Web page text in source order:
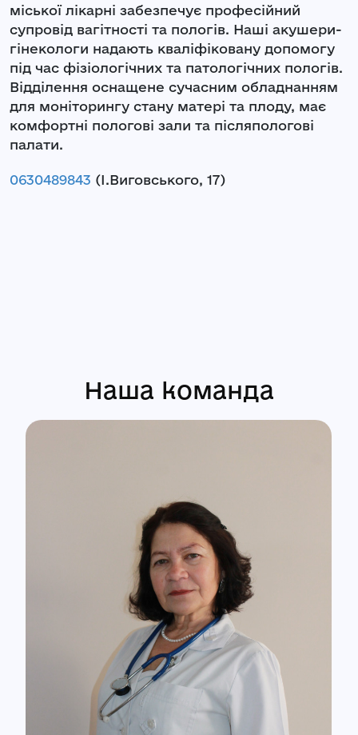
міської лікарні забезпечує професійний
супровід вагітності та пологів. Наші акушери-
гінекологи надають кваліфіковану допомогу
під час фізіологічних та патологічних пологів.
Відділення оснащене сучасним обладнанням
для моніторингу стану матері та плоду, має
комфортні пологові зали та післяпологові
палати.
0630489843 (І.Виговського, 17)
Наша команда